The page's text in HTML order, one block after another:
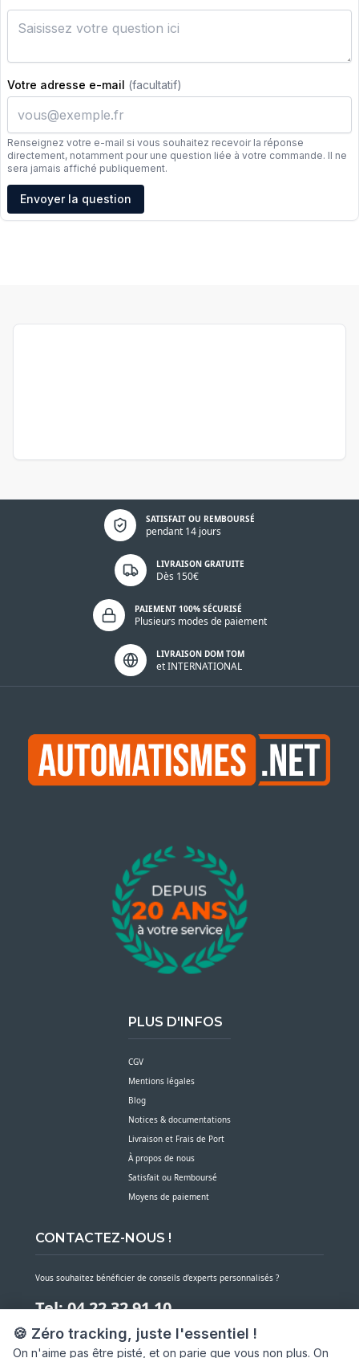
🍪 Zéro tracking, juste l'essentiel !
On n'aime pas être pisté, et on parie que vous non plus. On
Votre adresse e-mail (facultatif)
Renseignez votre e-mail si vous souhaitez recevoir la réponse
directement, notamment pour une question liée à votre commande. Il ne
sera jamais affiché publiquement.
Adresse e-mail
Envoyer la question
SATISFAIT OU REMBOURSÉ
pendant 14 jours
Politique de confidentialité
LIVRAISON GRATUITE
Dès 150€
PAIEMENT 100% SÉCURISÉ
Plusieurs modes de paiement
LIVRAISON DOM TOM
et INTERNATIONAL
PLUS D'INFOS
CGV
Mentions légales
Blog
Notices & documentations
Livraison et Frais de Port
À propos de nous
Satisfait ou Remboursé
Moyens de paiement
CONTACTEZ-NOUS !
Vous souhaitez bénéficier de conseils d’experts personnalisés ?
Tel: 04 22 32 91 10
Notre service client est à votre écoute du lundi au vendredi de 7h30 à 16h